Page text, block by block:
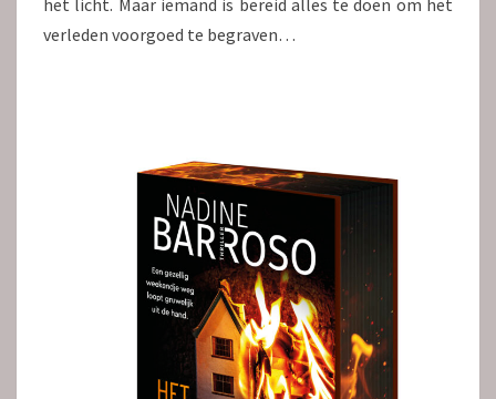
het licht. Maar iemand is bereid alles te doen om het
verleden voorgoed te begraven…